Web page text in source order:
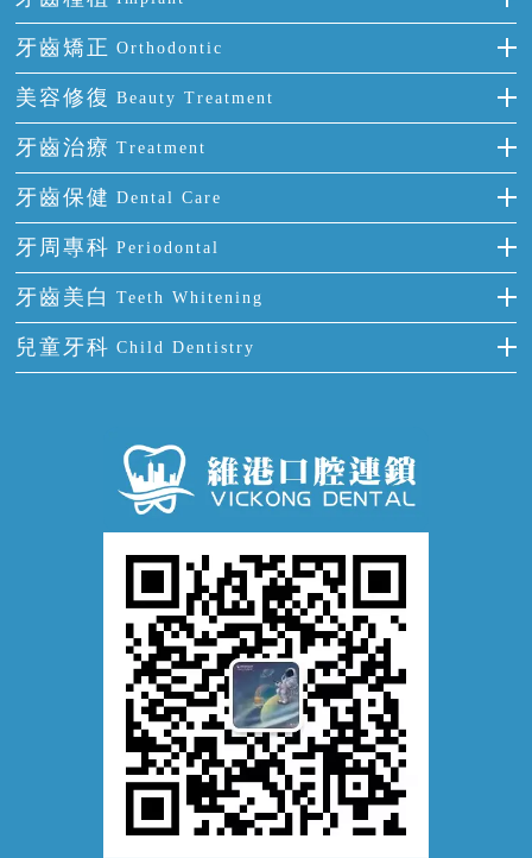
種牙
單顆牙缺失
門牙缺失
多顆牙缺失
半口缺失
全口缺失
牙齒矯正 Orthodontic
隱形箍牙
前牙反頜
牙齒擁擠
牙齒前突
牙齒稀疏
美容修復 Beauty Treatment
全瓷牙
烤瓷牙
氟斑牙
四環素牙
活動假牙
牙貼面
牙齒治療 Treatment
補牙
智齒
根管治療
拔牙
牙痛
牙齒保健 Dental Care
正確刷牙
全國愛牙日
預防牙病
牙科通識
牙周專科 Periodontal
牙周炎
牙齦出血
牙齦炎
牙齦萎縮
牙齒美白 Teeth Whitening
冷光美白
兒童牙科 Child Dentistry